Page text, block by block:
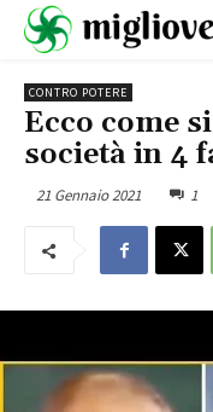
CONTRO POTERE
Ecco come
società in 4
21 Gennaio 2021 1